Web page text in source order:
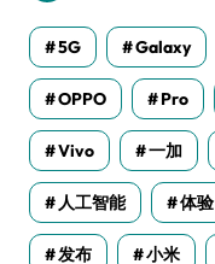
5G Galaxy
OPPO Pro
Vivo 一加
人工智能 体验
发布 小米